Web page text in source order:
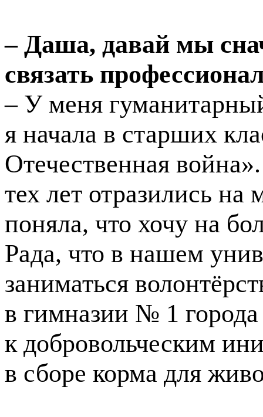
– Даша, давай мы
связать
– У меня
я начала в старших
Отечественная
тех лет отразились
поняла, что хочу на
Рада, что в нашем
заниматься
в гимназии № 1
к добровольческим
в сборе корма для